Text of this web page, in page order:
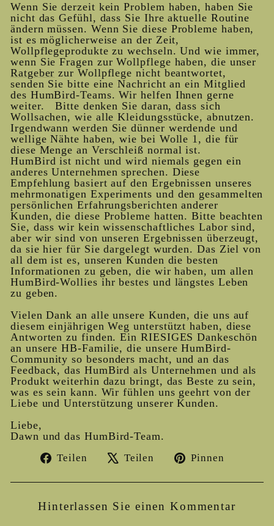
Wenn Sie derzeit kein Problem haben, haben Sie
nicht das Gefühl, dass Sie Ihre aktuelle Routine
ändern müssen. Wenn Sie diese Probleme haben,
ist es möglicherweise an der Zeit,
Wollpflegeprodukte zu wechseln. Und wie immer,
wenn Sie Fragen zur Wollpflege haben, die unser
Ratgeber zur Wollpflege nicht beantwortet,
senden Sie bitte eine Nachricht an ein Mitglied
des HumBird-Teams. Wir helfen Ihnen gerne
weiter.
Bitte denken Sie daran, dass sich
Wollsachen, wie alle Kleidungsstücke, abnutzen.
Irgendwann werden Sie dünner werdende und
wellige Nähte haben, wie bei Wolle 1, die für
diese Menge an Verschleiß normal ist.
HumBird ist nicht und wird niemals gegen ein
anderes Unternehmen sprechen. Diese
Empfehlung basiert auf den Ergebnissen unseres
mehrmonatigen Experiments und den gesammelten
persönlichen Erfahrungsberichten anderer
Kunden, die diese Probleme hatten. Bitte beachten
Sie, dass wir kein wissenschaftliches Labor sind,
aber wir sind von unseren Ergebnissen überzeugt,
da sie hier für Sie dargelegt wurden. Das Ziel von
all dem ist es, unseren Kunden die besten
Informationen zu geben, die wir haben, um allen
HumBird-Wollies ihr bestes und längstes Leben
zu geben.
Vielen Dank an alle unsere Kunden, die uns auf
diesem einjährigen Weg unterstützt haben, diese
Antworten zu finden. Ein RIESIGES Dankeschön
an unsere HB-Familie, die unsere HumBird-
Community so besonders macht, und an das
Feedback, das HumBird als Unternehmen und als
Produkt weiterhin dazu bringt, das Beste zu sein,
was es sein kann. Wir fühlen uns geehrt von der
Liebe und Unterstützung unserer Kunden.
Liebe,
Dawn und das HumBird-Team.
Teilen
Auf
Facebook
Teilen
Auf
Pinnen
Hinterlassen Sie einen Kommentar